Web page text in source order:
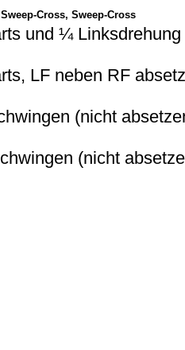
Cross, Sweep-Cross
und ¼
LF neben RF
(nicht
(nicht